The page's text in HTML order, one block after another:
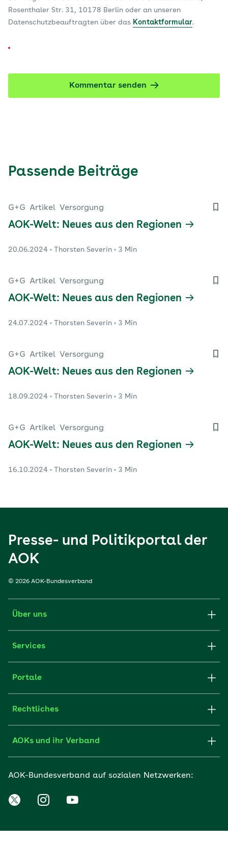
Rosenthaler Str. 31, 10178 Berlin oder an unseren
Datenschutzbeauftragten über das Kontaktformular.
Kommentar senden
Passende Beiträge
G+G Artikel Versorgung
AOK-Welt: Neues aus den Regionen
20.06.2024 Thorsten Severin 3 Min
G+G Artikel Versorgung
AOK-Welt: Neues aus den Regionen
24.07.2024 Thorsten Severin 3 Min
G+G Artikel Versorgung
AOK-Welt: Neues aus den Regionen
18.09.2024 Thorsten Severin 3 Min
G+G Artikel Versorgung
AOK-Welt: Neues aus den Regionen
16.10.2024 Thorsten Severin 3 Min
Presse- und Politikportal der
AOK
© 2026 AOK-Bundesverband
Über uns
Services
Portale
Rechtliches
AOKs und ihr Verband
AOK-Bundesverband auf sozialen Netzwerken: